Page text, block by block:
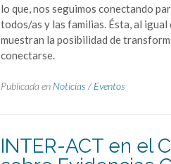
lo que, nos seguimos conectando
todos/as y las familias. Ésta, al
muestran la posibilidad de
conectarse.
Publicada en Noticias / Eventos
INTER-ACT en el